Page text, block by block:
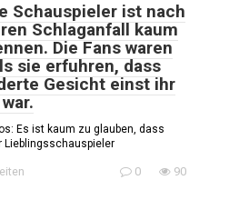
Schauspieler ist nach
Schlaganfall kaum
Die Fans waren
sie erfuhren, dass
Gesicht einst ihr
Es ist kaum zu glauben, dass
Lieblingsschauspieler
0 90